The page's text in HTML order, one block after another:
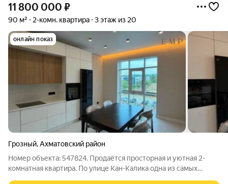
11 800 000 ₽
90 м² 2-комн. квартира 3 этаж из 20
онлайн показ
Грозный,Ахматовский район
Номер объекта: 547824. Продаётся просторная и уютная 2-
комнатная квартира. По улице Кан-Калика одна из самых